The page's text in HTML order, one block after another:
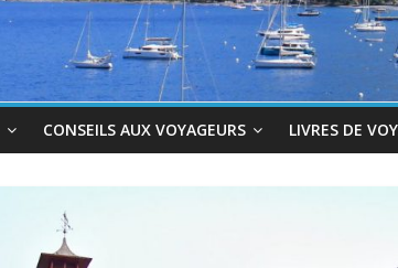
CONSEILS AUX VOYAGEURS LIVRES DE